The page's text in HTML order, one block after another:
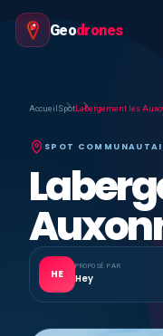
Geodrones
Accueil SpotLabergement les
SPOT
HE
PROPOSÉ PAR
Hey